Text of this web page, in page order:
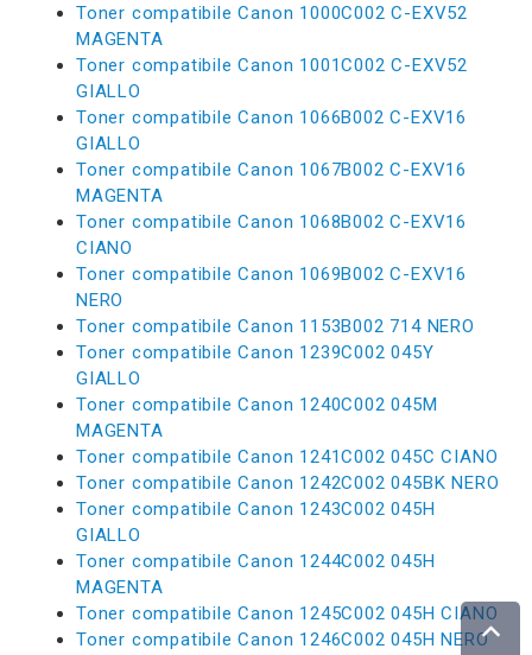
Toner compatibile Canon 1000C002 C-EXV52
MAGENTA
Toner compatibile Canon 1001C002 C-EXV52
GIALLO
Toner compatibile Canon 1066B002 C-EXV16
GIALLO
Toner compatibile Canon 1067B002 C-EXV16
MAGENTA
Toner compatibile Canon 1068B002 C-EXV16
CIANO
Toner compatibile Canon 1069B002 C-EXV16
NERO
Toner compatibile Canon 1153B002 714 NERO
Toner compatibile Canon 1239C002 045Y
GIALLO
Toner compatibile Canon 1240C002 045M
MAGENTA
Toner compatibile Canon 1241C002 045C CIANO
Toner compatibile Canon 1242C002 045BK NERO
Toner compatibile Canon 1243C002 045H
GIALLO
Toner compatibile Canon 1244C002 045H
MAGENTA
Toner compatibile Canon 1245C002 045H CIANO
Toner compatibile Canon 1246C002 045H NERO